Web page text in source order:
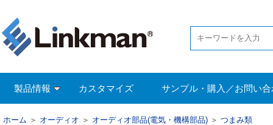
製品情報 カスタマイズ サンプル・購入／お問い
ホーム ＞ オーディオ ＞ オーディオ部品(電気・機構部品) ＞ つまみ類